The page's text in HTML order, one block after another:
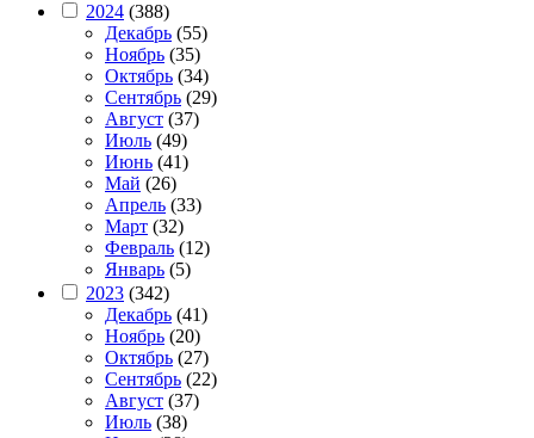
2024 (388)
Декабрь (55)
Ноябрь (35)
Октябрь (34)
Сентябрь (29)
Август (37)
Июль (49)
Июнь (41)
Май (26)
Апрель (33)
Март (32)
Февраль (12)
Январь (5)
2023 (342)
Декабрь (41)
Ноябрь (20)
Октябрь (27)
Сентябрь (22)
Август (37)
Июль (38)